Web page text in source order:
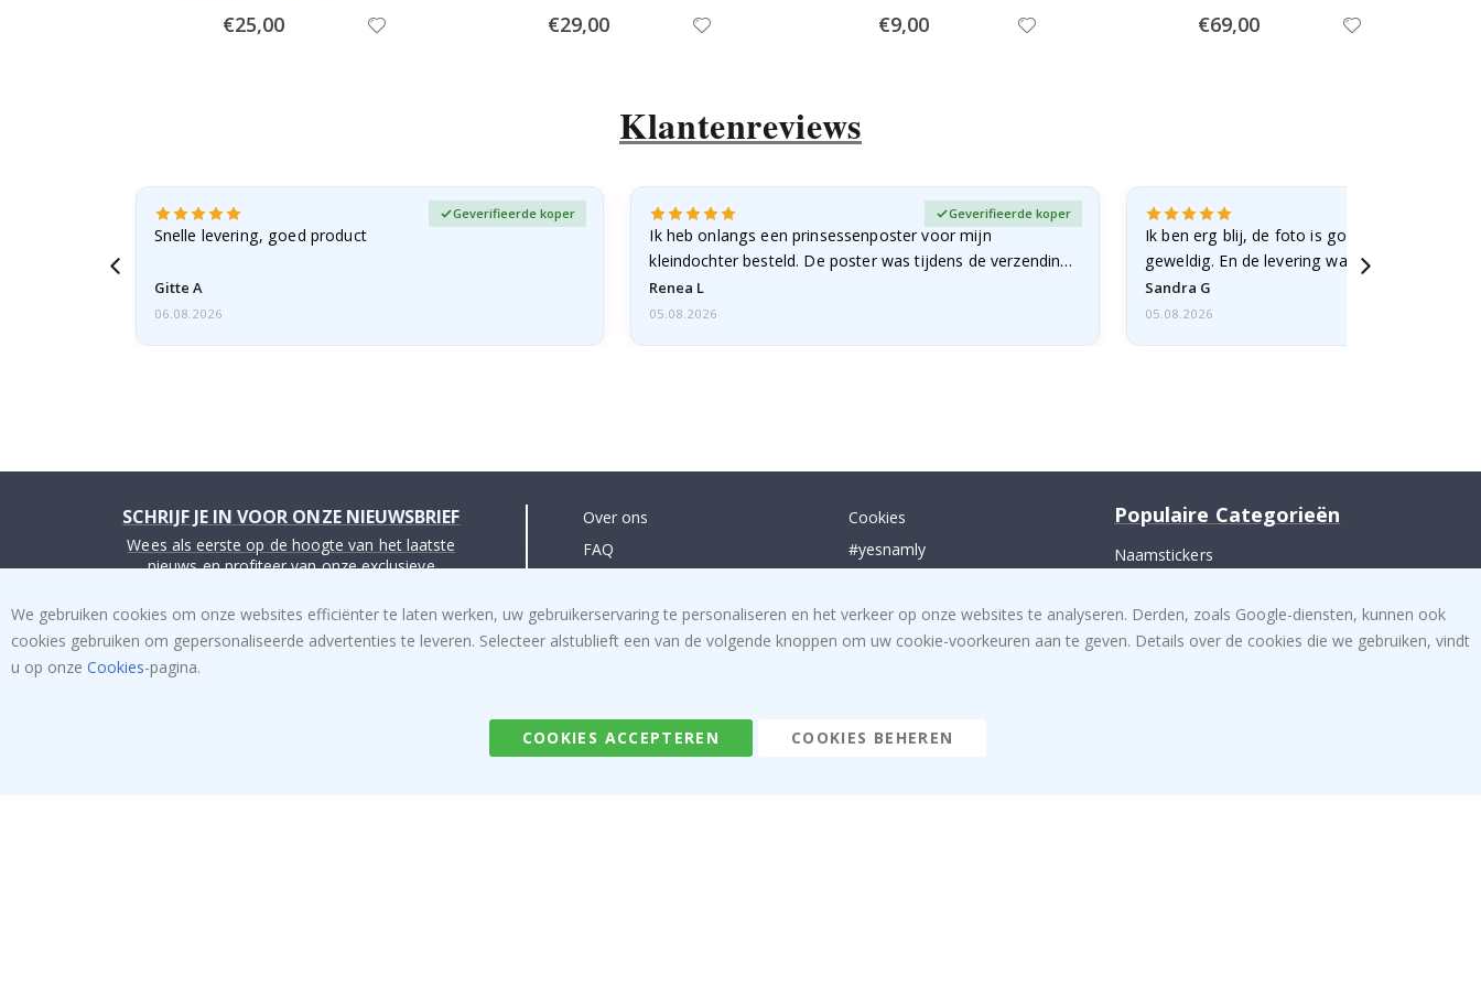
Special
Price
€25,00 Special
Price
€29,00 Special
Price
€9,00 Special
Price
€69,00
Klantenreviews
Snelle levering, goed product
Gitte A
Geverifieerde koper
06.08.2026
Ik heb onlangs een prinsessenposter voor mijn
kleindochter besteld. De poster was tijdens de verzending
licht…
Renea L
Geverifieerde koper
05.08.2026
Ik ben erg blij, de foto is goed gelukt en de
geweldig. En de levering was snel.
Sandra G
05.08.2026
SCHRIJF JE IN VOOR ONZE NIEUWSBRIEF
Wees als eerste op de hoogte van het laatste
nieuws en profiteer van onze exclusieve
INSCHRIJVEN
Over ons
FAQ
Recht om te annuleren
Algemene voorwaarden
Cookies
#yesnamly
Instructies
Inspiratie
Populaire Categorieën
Naamstickers
Tegelstickers
Posters
We gebruiken cookies om onze websites efficiënter te laten werken, uw gebruikerservaring te personaliseren en het verkeer op onze websites te analyseren. Derden, zoals Google-diensten, kunnen ook
cookies gebruiken om gepersonaliseerde advertenties te leveren. Selecteer alstublieft een van de volgende knoppen om uw cookie-voorkeuren aan te geven. Details over de cookies die we gebruiken, vindt
u op onze Cookies-pagina.
COOKIES ACCEPTEREN COOKIES BEHEREN